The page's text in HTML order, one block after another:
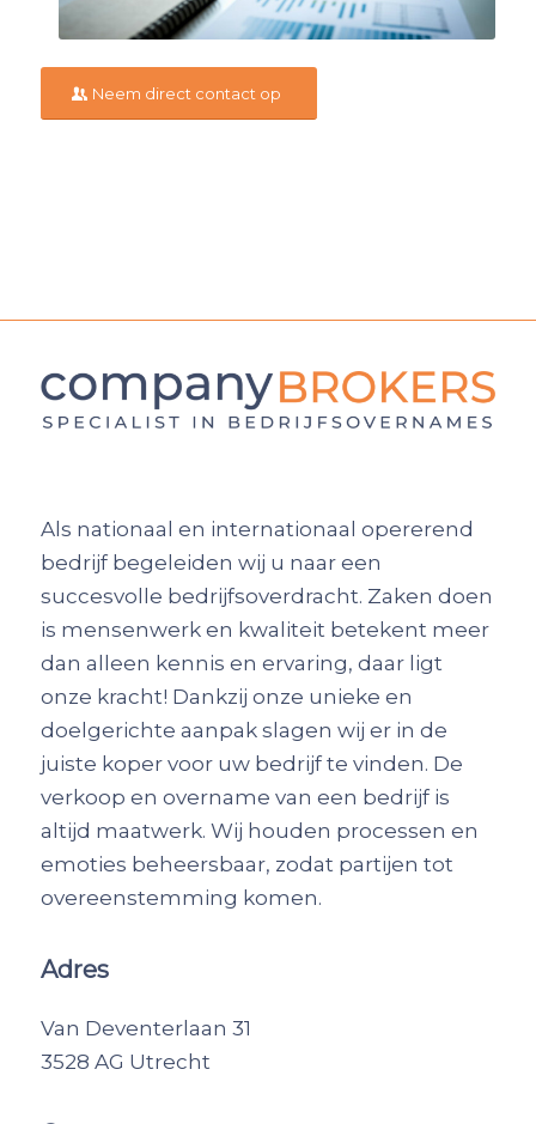
Neem direct contact op
Als nationaal en internationaal opererend
bedrijf begeleiden wij u naar een
succesvolle bedrijfsoverdracht. Zaken doen
is mensenwerk en kwaliteit betekent meer
dan alleen kennis en ervaring, daar ligt
onze kracht! Dankzij onze unieke en
doelgerichte aanpak slagen wij er in de
juiste koper voor uw bedrijf te vinden. De
verkoop en overname van een bedrijf is
altijd maatwerk. Wij houden processen en
emoties beheersbaar, zodat partijen tot
overeenstemming komen.
Adres
Van Deventerlaan 31
3528 AG Utrecht